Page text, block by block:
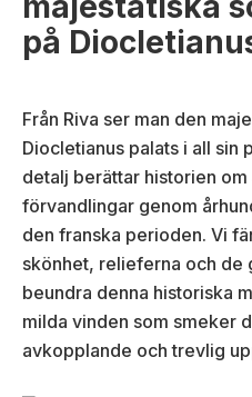
på
Från Riva ser man den
Diocletianus palats i all sin
detalj berättar historien
förvandlingar genom
den franska perioden. Vi
skönhet, relieferna och de
beundra denna historiska
milda vinden som smeker
avkopplande och trevlig